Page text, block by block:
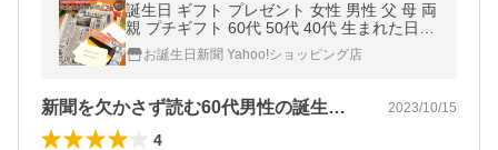
誕生日 ギフト プレゼント 女性 男性 父 母 両
親 プチギフト 60代 50代 40代 生まれた日の
新聞 1960年〜1980年生まれ ラミネート加工
お誕生日新聞
お誕生日新聞 Yahoo!ショッピング店
新聞を欠かさず読む60代男性の誕生日プ… 2023/10/15
4